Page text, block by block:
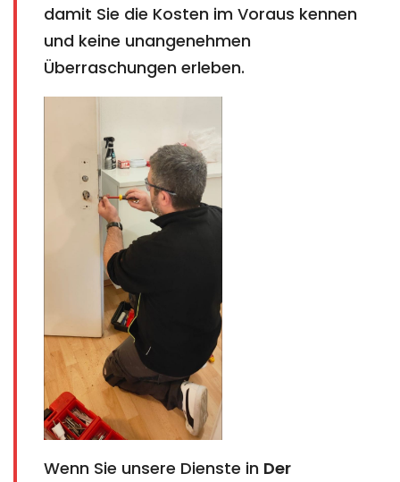
damit Sie die Kosten im Voraus kennen
und keine unangenehmen
Überraschungen erleben.
Wenn Sie unsere Dienste in Der